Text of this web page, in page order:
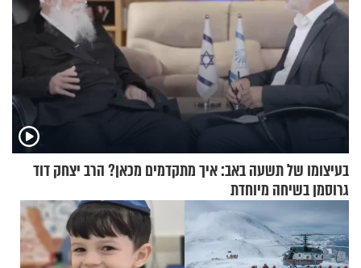
בעיצומו של תשעה באב: איך מתקדמים מכאן? הרב יצחק דוד
גרוסמן בשיחה מיוחדת